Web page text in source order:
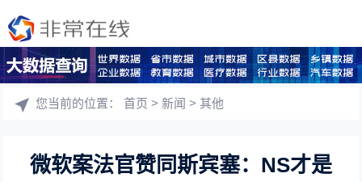
您当前的位置：首页 >新闻 >其他
微软案法官赞同斯宾塞：NS才是